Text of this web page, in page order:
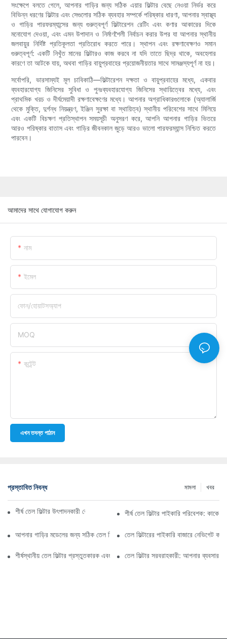
সংক্ষেপে বলতে গেলে, আপনার গাড়ির জন্য সঠিক এয়ার ফিল্টার বেছে নেওয়া নির্ভর করে
বিভিন্ন ধরণের ফিল্টার এবং সেগুলোর সঠিক ব্যবহার সম্পর্কে পরিষ্কার ধারণা, আপনার স্বাস্থ্য
ও গাড়ির পারফরম্যান্সের জন্য গুরুত্বপূর্ণ ফিল্টারেশন রেটিং এবং কণার আকারের দিকে
মনোযোগ দেওয়া, এবং এমন উপাদান ও নির্মাণশৈলী নির্বাচন করার উপর যা আপনার স্থানীয়
জলবায়ুর নির্দিষ্ট প্রতিকূলতা প্রতিরোধ করতে পারে। স্থাপন এবং রক্ষণাবেক্ষণও সমান
গুরুত্বপূর্ণ: একটি নিখুঁত মানের ফিল্টারও কাজ করবে না যদি তাতে ছিদ্র থাকে, অবহেলার
কারণে তা আটকে যায়, অথবা গাড়ির বায়ুপ্রবাহের প্রয়োজনীয়তার সাথে সামঞ্জস্যপূর্ণ না হয়।
সর্বোপরি, ভারসাম্যই মূল চাবিকাঠি—ফিল্টারেশন দক্ষতা ও বায়ুপ্রবাহের মধ্যে, একবার
ব্যবহারযোগ্য জিনিসের সুবিধা ও পুনঃব্যবহারযোগ্য জিনিসের স্থায়িত্বের মধ্যে, এবং
প্রাথমিক খরচ ও দীর্ঘমেয়াদী রক্ষণাবেক্ষণের মধ্যে। আপনার অগ্রাধিকারগুলোকে (অ্যালার্জি
থেকে মুক্তি, দুর্গন্ধ নিয়ন্ত্রণ, ইঞ্জিন সুরক্ষা বা স্থায়িত্ব) স্থানীয় পরিবেশের সাথে মিলিয়ে
এবং একটি বিচক্ষণ প্রতিস্থাপন সময়সূচী অনুসরণ করে, আপনি আপনার গাড়ির ভিতরে
আরও পরিষ্কার বাতাস এবং গাড়ির জীবনকাল জুড়ে আরও ভালো পারফরম্যান্স নিশ্চিত করতে
পারবেন।
আমাদের সাথে যোগাযোগ করুন
নাম
ইমেল
ফোন/হোয়াটসঅ্যাপ
MOQ
কন্টেন্ট
এখন তদন্ত পাঠান
প্রস্তাবিত নিবন্ধ খবর
মামলা
শীর্ষ তেল ফিল্টার উৎপাদনকারী কোম্পানি: একটি বিস্তৃত সারসংক্ষেপশীর্ষ তেল ফিল্টার পাইকারি পরিবেশক: কাকে
আপনার গাড়ির মডেলের জন্য সঠিক তেল ফিল্টার নির্বাচন করা: মূল বিবেচ্য বিষয়গুলি
তেল ফিল্টারের পাইকারি বাজারে নেভিগেট
শীর্ষস্থানীয় তেল ফিল্টার প্রস্তুতকারক এবং তাদের উদ্ভাবনের উপর স্পটলাইট
তেল ফিল্টার সরবরাহকারী: আপনার ব্যবসার